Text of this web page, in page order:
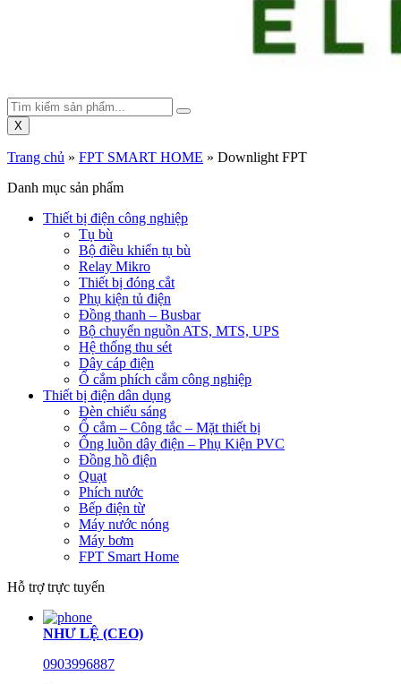
X
Trang chủ » FPT SMART HOME » Downlight FPT
Danh mục sản phẩm
Thiết bị điện công nghiệp
Tụ bù
Bộ điều khiển tụ bù
Relay Mikro
Thiết bị đóng cắt
Phụ kiện tủ điện
Đồng thanh – Busbar
Bộ chuyển nguồn ATS, MTS, UPS
Hệ thống thu sét
Dây cáp điện
Ổ cắm phích cắm công nghiệp
Thiết bị điện dân dụng
Đèn chiếu sáng
Ổ cắm – Công tắc – Mặt thiết bị
Ống luồn dây điện – Phụ Kiện PVC
Đồng hồ điện
Quạt
Phích nước
Bếp điện từ
Máy nước nóng
Máy bơm
FPT Smart Home
Hỗ trợ trực tuyến
NHƯ LỆ (CEO)
0903996887